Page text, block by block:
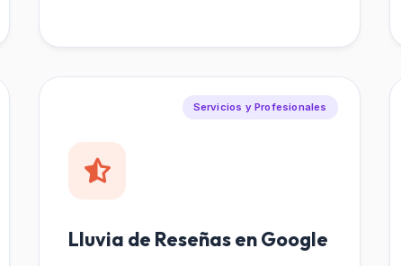
Servicios y Profesionales
Lluvia de Reseñas en Google